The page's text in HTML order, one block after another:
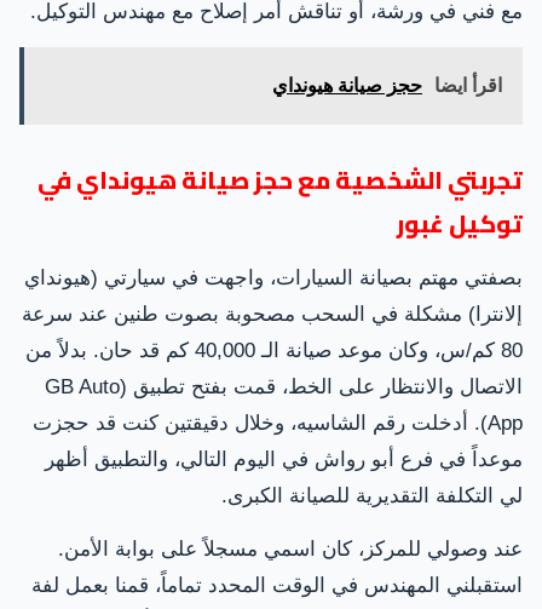
مع فني في ورشة، أو تناقش أمر إصلاح مع مهندس التوكيل.
اقرأ ايضا حجز صيانة هيونداي
تجربتي الشخصية مع حجز صيانة هيونداي في
توكيل غبور
بصفتي مهتم بصيانة السيارات، واجهت في سيارتي (هيونداي
إلانترا) مشكلة في السحب مصحوبة بصوت طنين عند سرعة
80 كم/س، وكان موعد صيانة الـ 40,000 كم قد حان. بدلاً من
الاتصال والانتظار على الخط، قمت بفتح تطبيق (GB Auto
App). أدخلت رقم الشاسيه، وخلال دقيقتين كنت قد حجزت
موعداً في فرع أبو رواش في اليوم التالي، والتطبيق أظهر
لي التكلفة التقديرية للصيانة الكبرى.
عند وصولي للمركز، كان اسمي مسجلاً على بوابة الأمن.
استقبلني المهندس في الوقت المحدد تماماً، قمنا بعمل لفة